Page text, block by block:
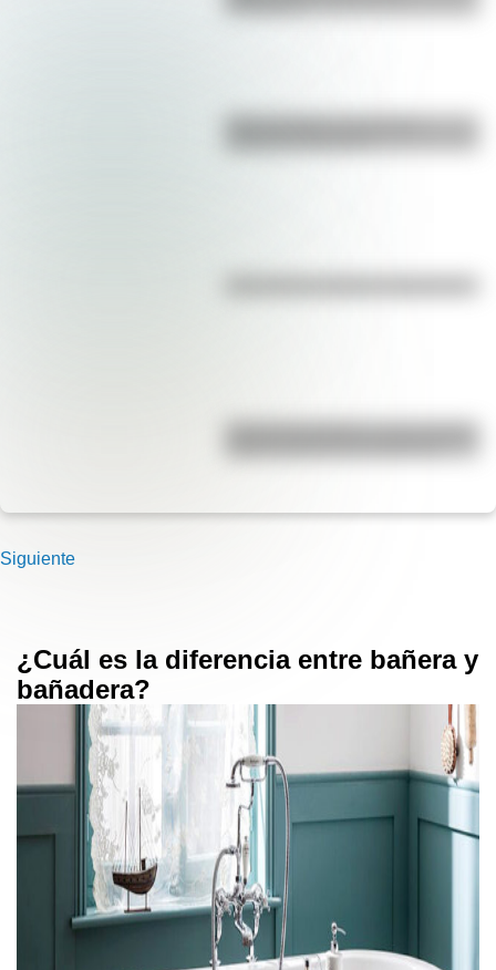
Duda resuelta: ¿es el Truco
José de San Martín: conocé dónde
Siguiente
¿Cuál es la diferencia entre bañera y
bañadera?